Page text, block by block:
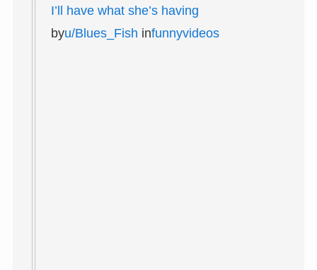
I’ll have what she’s having
byu/Blues_Fish infunnyvideos